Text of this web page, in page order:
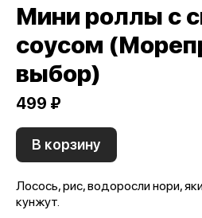
Мини роллы с
соусом
выбор)
499 ₽
В корзину
Лосось, рис, водоросли нори,
кунжут.